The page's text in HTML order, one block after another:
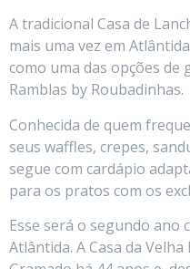
A tradicional Casa de
mais uma vez em
como uma das opções
Ramblas by Roubadinhas.
Conhecida de quem
seus waffles, crepes,
segue com cardápio
para os pratos com os
Esse será o segundo ano
Atlântida. A Casa da